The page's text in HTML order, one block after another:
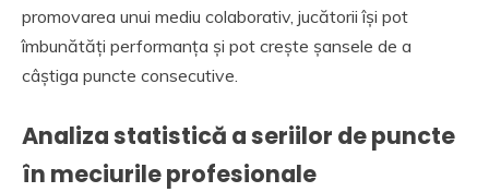
promovarea unui mediu colaborativ, jucătorii își pot
îmbunătăți performanța și pot crește șansele de a
câștiga puncte consecutive.
Analiza statistică a seriilor de puncte
în meciurile profesionale